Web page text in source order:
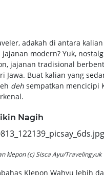
adakah di antara
modern? Yuk,
jajanan tradisional
Jawa. Buat kalian yang
deh sempatkan mencicipi
Nagih
klepon (c) Sisca Ayu/Travelingyuk
Klepon Wahyu lebih